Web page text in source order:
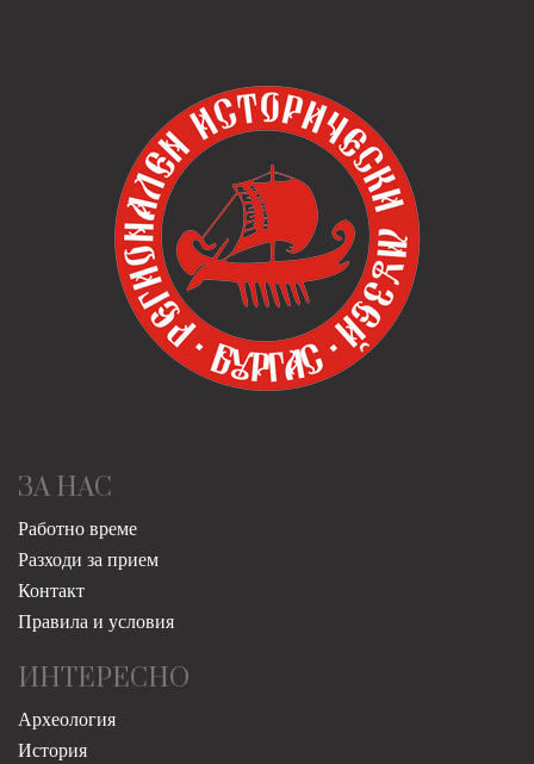
ЗА НАС
Работно време
Разходи за прием
Контакт
Правила и условия
ИНТЕРЕСНО
Археология
История